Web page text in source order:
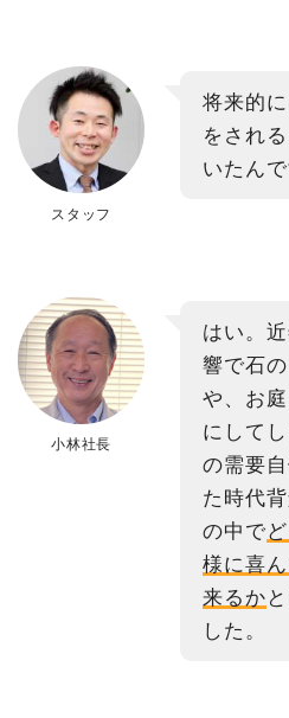
スタッフ
将来的
をされ
いたんで
小林社長
はい。
響で石
や、お
にして
の需要
た時代
の中で
様に喜
来るか
した。